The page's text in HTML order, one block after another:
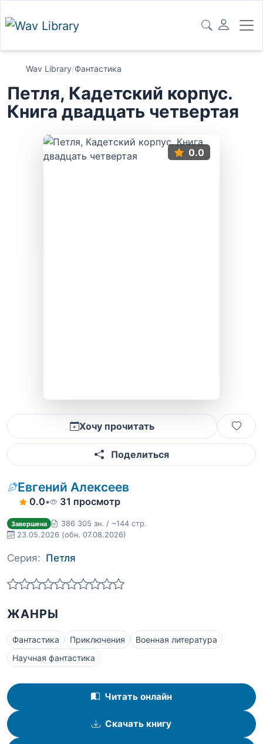
Wav Library/Фантастика
Петля, Кадетский корпус.
Книга двадцать четвертая
0.0
Хочу прочитать
Поделиться
Евгений Алексеев
0.0• 31 просмотр
Завершена
386 305 зн. / ~144 стр.
23.05.2026 (обн. 07.08.2026)
Серия: Петля
ЖАНРЫ
Фантастика Приключения
Военная литература
Научная фантастика
Читать онлайн
Скачать книгу